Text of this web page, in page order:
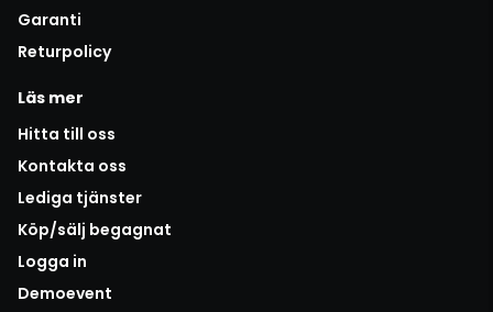
Garanti
Returpolicy
Läs mer
Hitta till oss
Kontakta oss
Lediga tjänster
Köp/sälj begagnat
Logga in
Demoevent